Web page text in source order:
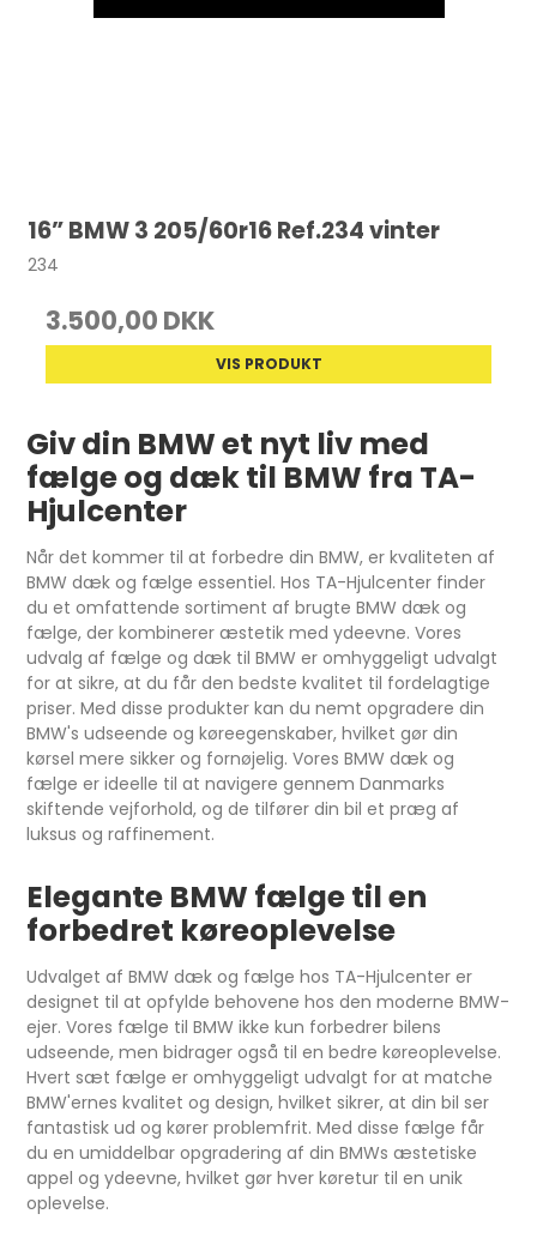
16” BMW 3 205/60r16 Ref.234 vinter
234
3.500,00 DKK
VIS PRODUKT
Giv din BMW et nyt liv med
fælge og dæk til BMW fra TA-
Hjulcenter
Når det kommer til at forbedre din BMW, er kvaliteten af
BMW dæk og fælge essentiel. Hos TA-Hjulcenter finder
du et omfattende sortiment af brugte BMW dæk og
fælge, der kombinerer æstetik med ydeevne. Vores
udvalg af fælge og dæk til BMW er omhyggeligt udvalgt
for at sikre, at du får den bedste kvalitet til fordelagtige
priser. Med disse produkter kan du nemt opgradere din
BMW's udseende og køreegenskaber, hvilket gør din
kørsel mere sikker og fornøjelig. Vores BMW dæk og
fælge er ideelle til at navigere gennem Danmarks
skiftende vejforhold, og de tilfører din bil et præg af
luksus og raffinement.
Elegante BMW fælge til en
forbedret køreoplevelse
Udvalget af BMW dæk og fælge hos TA-Hjulcenter er
designet til at opfylde behovene hos den moderne BMW-
ejer. Vores fælge til BMW ikke kun forbedrer bilens
udseende, men bidrager også til en bedre køreoplevelse.
Hvert sæt fælge er omhyggeligt udvalgt for at matche
BMW'ernes kvalitet og design, hvilket sikrer, at din bil ser
fantastisk ud og kører problemfrit. Med disse fælge får
du en umiddelbar opgradering af din BMWs æstetiske
appel og ydeevne, hvilket gør hver køretur til en unik
oplevelse.